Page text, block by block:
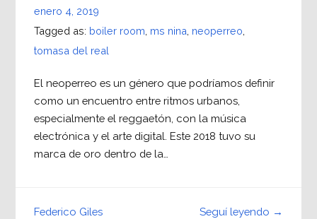
enero 4, 2019
Tagged as: boiler room ms nina neoperreo
tomasa del real
El neoperreo es un género que podríamos definir
como un encuentro entre ritmos urbanos,
especialmente el reggaetón, con la música
electrónica y el arte digital. Este 2018 tuvo su
marca de oro dentro de la…
Seguí leyendo →
Federico Giles